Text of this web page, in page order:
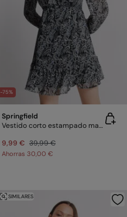
-75%
Springfield
Vestido corto estampado manga larga
9,99 € 39,99 €
Ahorras 30,00 €
SIMILARES